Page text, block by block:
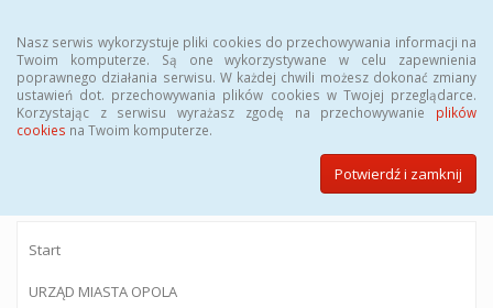
Nasz serwis wykorzystuje pliki cookies do przechowywania informacji na
Twoim komputerze. Są one wykorzystywane w celu zapewnienia
poprawnego działania serwisu. W każdej chwili możesz dokonać zmiany
ustawień dot. przechowywania plików cookies w Twojej przeglądarce.
Korzystając z serwisu wyrażasz zgodę na przechowywanie plików
cookies na Twoim komputerze.
Potwierdź i zamknij
BIULETYN INFORMACJI PUBLICZNEJ
Urzędu Miasta Opola
Start
URZĄD MIASTA OPOLA